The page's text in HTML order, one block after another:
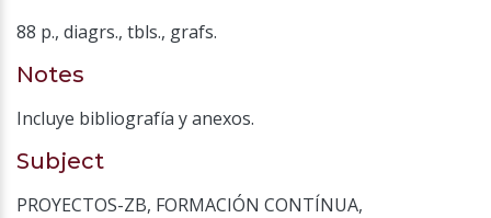
88 p., diagrs., tbls., grafs.
Notes
Incluye bibliografía y anexos.
Subject
PROYECTOS-ZB, FORMACIÓN CONTÍNUA,